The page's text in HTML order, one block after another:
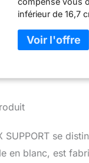
inférieur de 16,7
compensés
inférieur 15°) qui
offrez l'autre
brûlures
fabriqué à partir
également livré
est également
se
en blanc, est